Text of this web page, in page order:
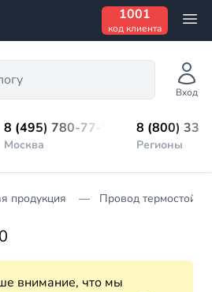
1001
код клиента
Вход
8 (495) 780-77-98
Москва
8 (800)
Регионы
продукция Провод
внимание, что мы